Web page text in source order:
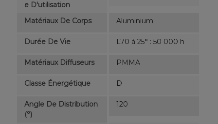
E D'utilisation
Matériaux De Corps Aluminium
Durée De Vie L70 à 25° : 50 000 h
Matériaux Diffuseurs PMMA
Classe Énergétique D
Angle De Distribution
(°)
120